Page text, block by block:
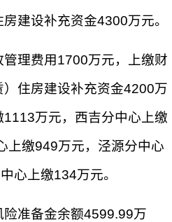
建设补充资金4300万元。
理费用1700万元，上缴财
住房建设补充资金4200万
万元，西吉分中心上缴
上缴949万元，泾源分中心
心上缴134万元。
准备金余额4599.99万